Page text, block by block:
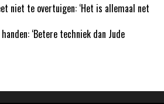
niet te overtuigen: ‘Het is allemaal net
‘Betere techniek dan Jude